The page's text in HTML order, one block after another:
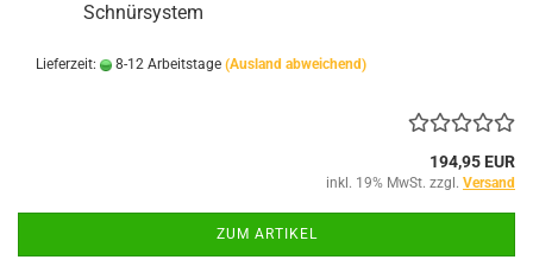
Schnürsystem
Lieferzeit: 8-12 Arbeitstage (Ausland abweichend)
194,95 EUR
inkl. 19% MwSt. zzgl. Versand
ZUM ARTIKEL